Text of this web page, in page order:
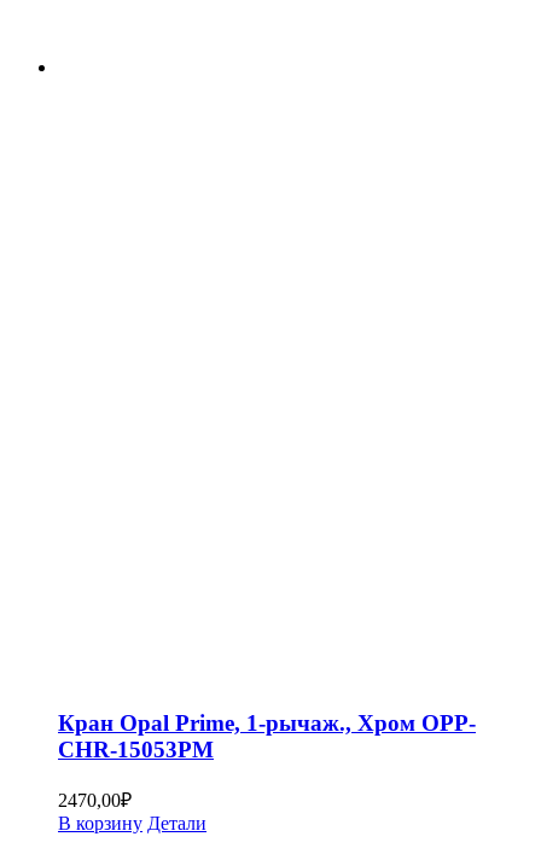
Кран Opal Prime, 1-рычаж., Хром OPP-
CHR-15053PM
2470,00₽
В корзину Детали